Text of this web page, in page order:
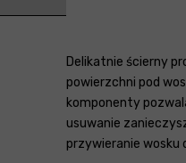
Delikatnie ścierny
powierzchni pod
komponenty
usuwanie
przywieranie wosku